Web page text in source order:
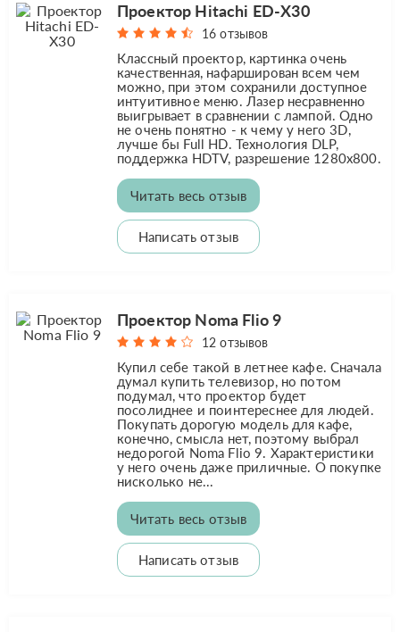
Проектор Hitachi ED-X30
16 отзывов
Классный проектор, картинка очень
качественная, нафарширован всем чем
можно, при этом сохранили доступное
интуитивное меню. Лазер несравненно
выигрывает в сравнении с лампой. Одно
не очень понятно - к чему у него 3D,
лучше бы Full HD. Технология DLP,
поддержка HDTV, разрешение 1280x800.
Читать весь отзыв
Написать отзыв
Проектор Noma Flio 9
12 отзывов
Купил себе такой в летнее кафе. Сначала
думал купить телевизор, но потом
подумал, что проектор будет
посолиднее и поинтереснее для людей.
Покупать дорогую модель для кафе,
конечно, смысла нет, поэтому выбрал
недорогой Noma Flio 9. Характеристики
у него очень даже приличные. О покупке
нисколько не...
Читать весь отзыв
Написать отзыв